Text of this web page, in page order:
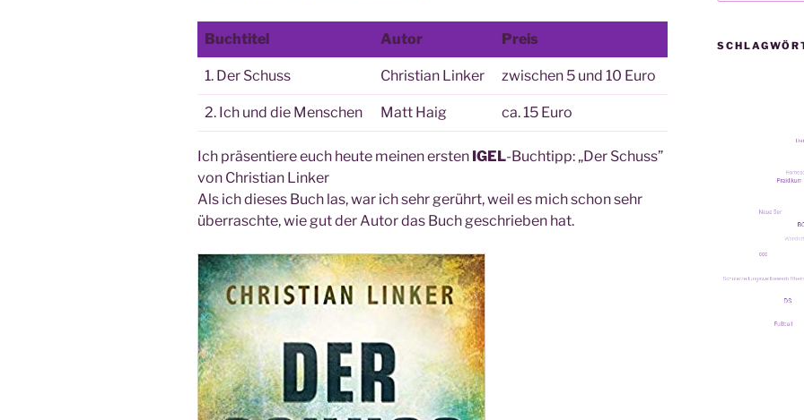
Buch­ti­tel Autor Preis
1. Der Schuss Chris­ti­an Linker zwi­schen 5 und 10 Euro
2. Ich und die Menschen Matt Haig ca. 15 Euro
Ich prä­sen­tie­re euch heu­te mei­nen ers­ten IGEL-Buch­tipp: „Der Schuss”
von Chris­ti­an Lin­ker
Als ich die­ses Buch las, war ich sehr gerührt, weil es mich schon sehr
über­rasch­te, wie gut der Autor das Buch geschrie­ben hat.